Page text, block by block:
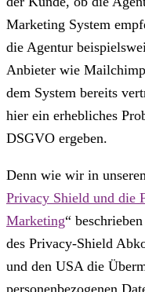
Marketing System
die Agentur
Anbieter wie
dem System bereits
hier ein erhebliches
DSGVO ergeben.
Denn wie wir in
Privacy Shield und die
Marketing“
des Privacy-Shield
und den USA die
personenbezogenen